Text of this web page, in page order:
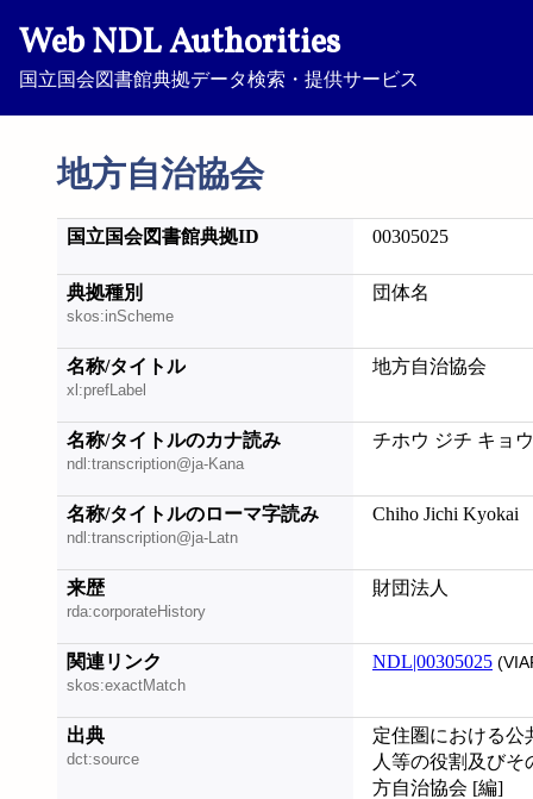
Web NDL Authorities
国立国会図書館典拠データ検索・提供サービス
地方自治協会
国立国会図書館典拠ID 00305025
典拠種別
skos:inScheme
団体名
名称/タイトル
xl:prefLabel
地方自治協会
名称/タイトルのカナ読み
ndl:transcription@ja-Kana
チホウ ジチ キョ
名称/タイトルのローマ字読み
ndl:transcription@ja-Latn
Chiho Jichi Kyokai
来歴
rda:corporateHistory
財団法人
関連リンク
skos:exactMatch
NDL|00305025
出典
dct:source
定住圏における公
人等の役割及び
方自治協会 [編]